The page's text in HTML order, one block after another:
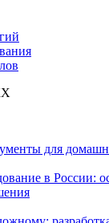
для
в России: